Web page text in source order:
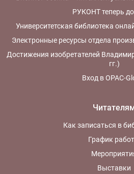
РУКОНТ теперь
Университетская библиотека
Электронные ресурсы отдела
Достижения изобретателей
гг.)
Вход в OPAC-
Как записаться в
График
Выставки